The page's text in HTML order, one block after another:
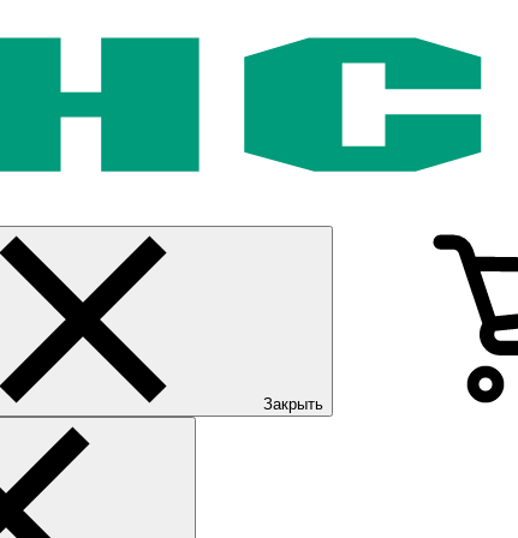
Закрыть